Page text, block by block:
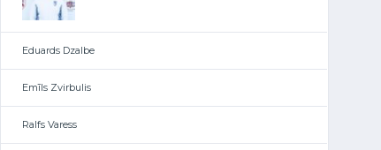
Eduards Dzalbe
Emīls Zvirbulis
Ralfs Varess